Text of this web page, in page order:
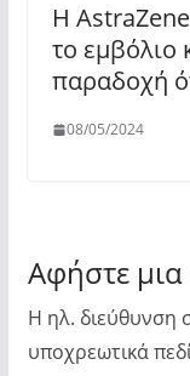
Η
το εμβόλιο
παραδοχή
08/05/2024
Αφήστε
Η ηλ. διεύθυνση
υποχρεωτικά